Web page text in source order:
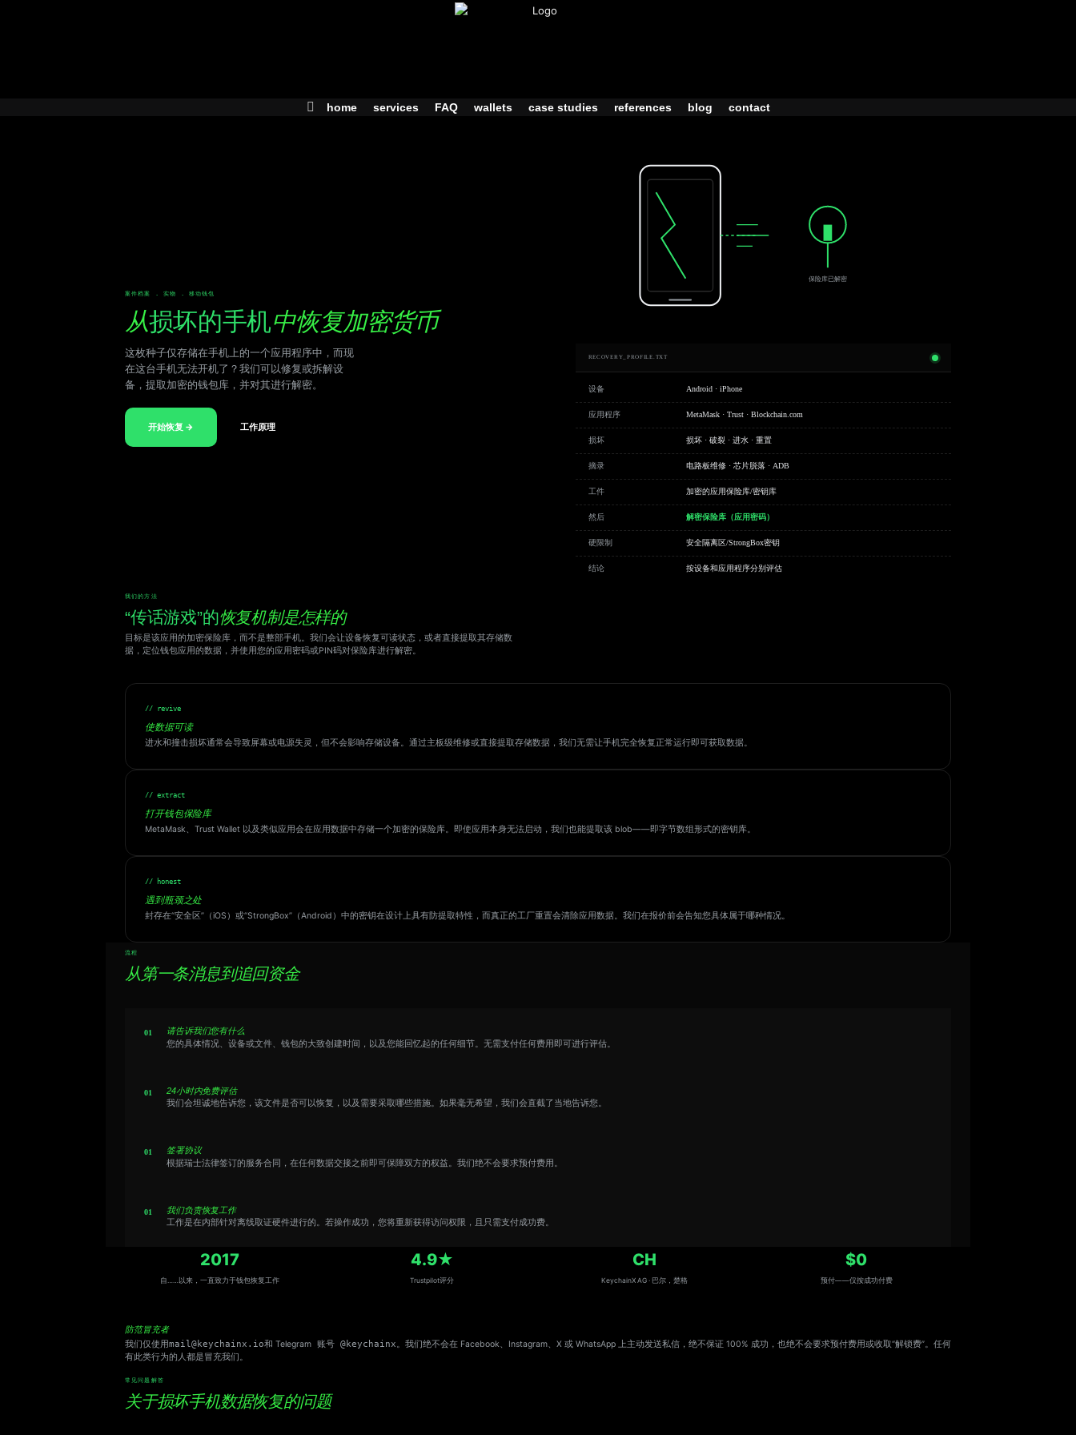
home services FAQ wallets case studies references blog contact
案件档案 . 实物 . 移动钱包
从损坏的手机中恢复加密货币
这枚种子仅存储在手机上的一个应用程序中，而现
在这台手机无法开机了？我们可以修复或拆解设
备，提取加密的钱包库，并对其进行解密。
开始恢复 → 工作原理
保险库已解密
RECOVERY_PROFILE.TXT
设备 Android · iPhone
应用程序 MetaMask · Trust · Blockchain.com
损坏 损坏 · 破裂 · 进水 · 重置
摘录 电路板维修 · 芯片脱落 · ADB
工件 加密的应用保险库/密钥库
然后 解密保险库（应用密码）
硬限制 安全隔离区/StrongBox密钥
结论 按设备和应用程序分别评估
我们的方法
“传话游戏”的恢复机制是怎样的
目标是该应用的加密保险库，而不是整部手机。我们会让设备恢复可读状态，或者直接提取其存储数
据，定位钱包应用的数据，并使用您的应用密码或PIN码对保险库进行解密。
// revive
使数据可读
进水和撞击损坏通常会导致屏幕或电源失灵，但不会影响存储设备。通过主板级维修或直接提取存储数据，我们无需让手机完全恢复正常运行即可获取数据。
// extract
打开钱包保险库
MetaMask、Trust Wallet 以及类似应用会在应用数据中存储一个加密的保险库。即使应用本身无法启动，我们也能提取该 blob——即字节数组形式的密钥库。
// honest
遇到瓶颈之处
封存在“安全区”（iOS）或“StrongBox”（Android）中的密钥在设计上具有防提取特性，而真正的工厂重置会清除应用数据。我们在报价前会告知您具体属于哪种情况。
流程
从第一条消息到追回资金
请告诉我们您有什么
您的具体情况、设备或文件、钱包的大致创建时间，以及您能回忆起的任何细节。无需支付任何费用即可进行评估。
24小时内免费评估
我们会坦诚地告诉您，该文件是否可以恢复，以及需要采取哪些措施。如果毫无希望，我们会直截了当地告诉您。
签署协议
根据瑞士法律签订的服务合同，在任何数据交接之前即可保障双方的权益。我们绝不会要求预付费用。
我们负责恢复工作
工作是在内部针对离线取证硬件进行的。若操作成功，您将重新获得访问权限，且只需支付成功费。
2017
自……以来，一直致力于钱包恢复工作
4.9★
Trustpilot评分
CH
KeychainX AG · 巴尔，楚格
$0
预付——仅按成功付费
防范冒充者
我们仅使用mail@keychainx.io和 Telegram 账号 @keychainx。我们绝不会在 Facebook、Instagram、X 或 WhatsApp 上主动发送私信，绝不保证 100% 成功，也绝不会要求预付费用或收取“解锁费”。任何
有此类行为的人都是冒充我们。
常见问题解答
关于损坏手机数据恢复的问题